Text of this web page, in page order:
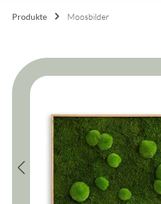
Produkte Moosbilder
Bildergalerie überspringen